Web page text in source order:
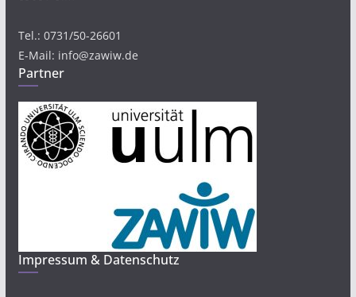
Tel.: 0731/50-26601
E-Mail: info@zawiw.de
Partner
Impressum & Datenschutz